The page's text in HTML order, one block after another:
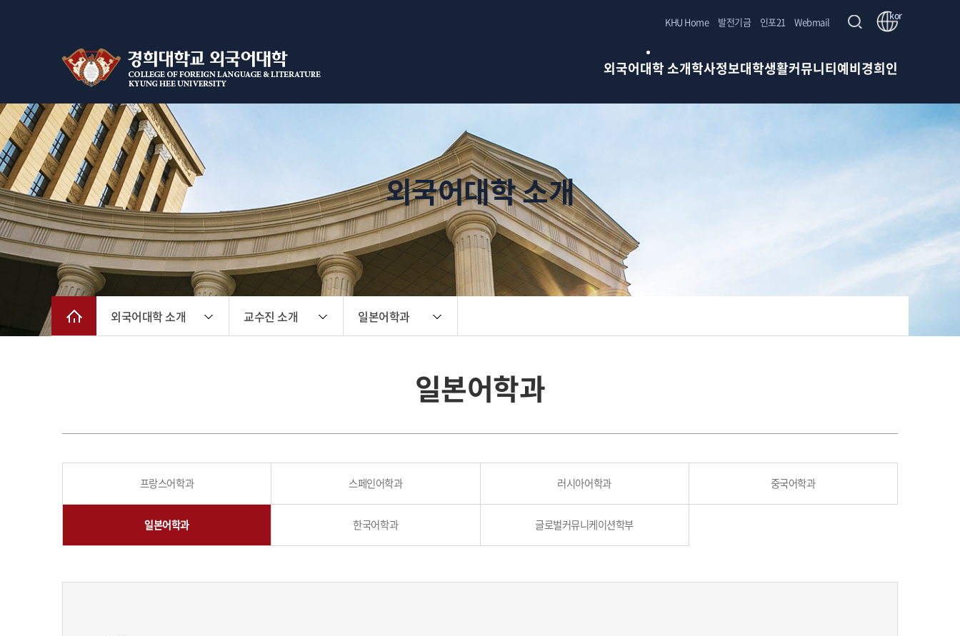
외국어대학 소개학사정보대학생활커뮤니티예비경희인
KHU Home 발전기금 인포21 Webmail kor
외국어대학 소개
외국어대학 소개 교수진 소개 일본어학과
일본어학과
프랑스어학과 스페인어학과 러시아어학과 중국어학과
일본어학과 한국어학과 글로벌커뮤니케이션학부